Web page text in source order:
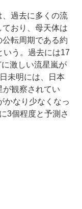
過去に多くの流
おり、母天体は
転周期である約
いう。過去には17
激しい流星嵐が
未明には、日本
が観察されてい
かなり少なくなっ
3個程度と予測さ